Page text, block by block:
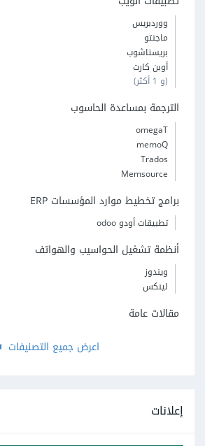
ووردبريس
ماجنتو
بريستاشوب
أوبن كارت
(و 1 أكثر)
الترجمة بمساعدة الحاسوب
omegaT
memoQ
Trados
Memsource
برامج تخطيط موارد المؤسسات ERP
تطبيقات أودو odoo
أنظمة تشغيل الحواسيب والهواتف
ويندوز
لينكس
مقالات عامة
اعرض جميع التصنيفات
إعلانات